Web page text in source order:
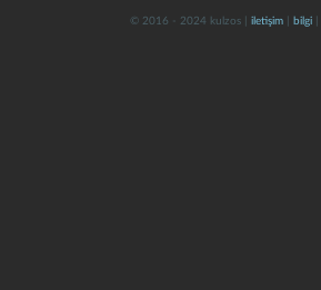
© 2016 - 2024 kulzos | iletişim| bilgi|